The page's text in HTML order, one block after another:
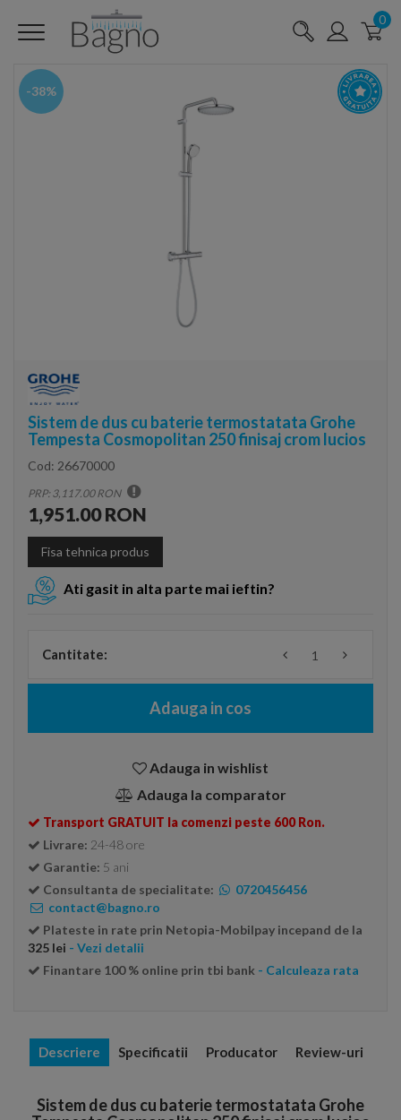
0
-38%
Sistem de dus cu baterie termostatata Grohe
Tempesta Cosmopolitan 250 finisaj crom lucios
Cod: 26670000
PRP: 3,117.00 RON
1,951.00 RON
Fisa tehnica produs
Ati gasit in alta parte mai ieftin?
Cantitate:
Adauga in cos
Adauga in wishlist
Adauga la comparator
Transport GRATUIT la comenzi peste 600 Ron.
Livrare: 24-48 ore
Garantie: 5 ani
Consultanta de specialitate:
0720456456
contact@bagno.ro
Plateste in rate prin Netopia-Mobilpay incepand de la
325 lei - Vezi detalii
Finantare 100 % online prin tbi bank - Calculeaza rata
Descriere Specificatii Producator Review-uri
Sistem de dus cu baterie termostatata Grohe